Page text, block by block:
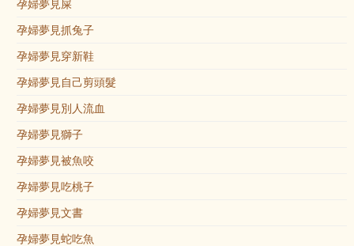
孕婦夢見屎
孕婦夢見抓兔子
孕婦夢見穿新鞋
孕婦夢見自己剪頭髮
孕婦夢見別人流血
孕婦夢見獅子
孕婦夢見被魚咬
孕婦夢見吃桃子
孕婦夢見文書
孕婦夢見蛇吃魚